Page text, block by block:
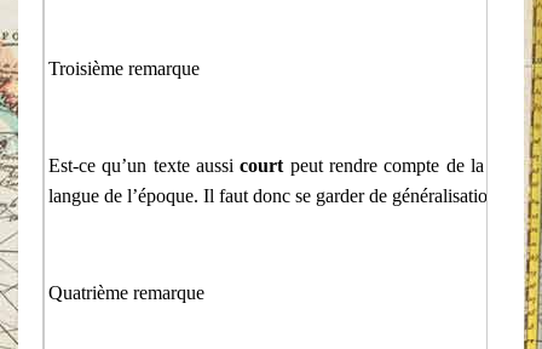
Troisième remarque
Est-ce qu’un texte aussicourt peut rendre compte de la
langue de l’époque. Il faut donc se garder de généralisations
Quatrième remarque